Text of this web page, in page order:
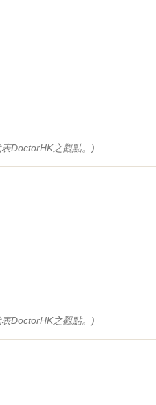
DoctorHK之觀點。)
DoctorHK之觀點。)